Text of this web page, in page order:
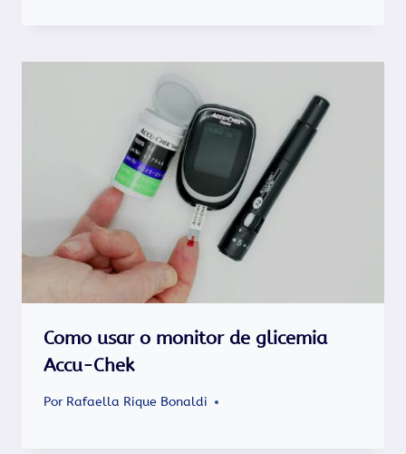
Como usar o monitor de glicemia
Accu-Chek
Por Rafaella Rique Bonaldi